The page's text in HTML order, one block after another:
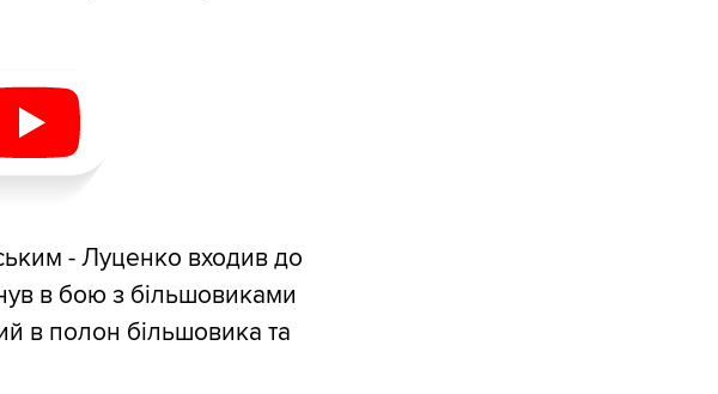
- Луценко входив до
в бою з більшовиками
в полон більшовика та